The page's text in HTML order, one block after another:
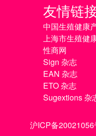
友情链
中国生殖健康
上海市生殖健
性商网
Sign 杂志
EAN 杂志
ETO 杂志
Sugextions 杂
沪ICP备20021056